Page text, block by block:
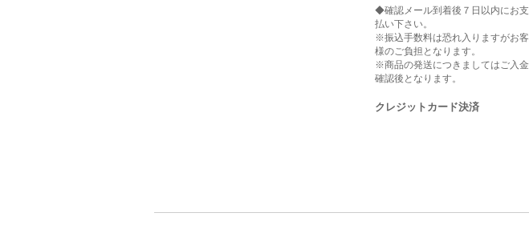
◆確認メール到着後７日以内にお支
払い下さい。
※振込手数料は恐れ入りますがお客
様のご負担となります。
※商品の発送につきましてはご入金
確認後となります。
クレジットカード決済